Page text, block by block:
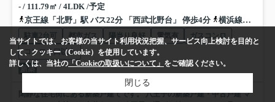
- / 111.79㎡ / 4LDK /予定
京王線「北野」駅 バス22分 「西武北野台」 停歩4分
横浜線「八王子みなみ野」駅 徒歩33分
駐車2台可 都市ガス 陽当り良好 電気有
ガスコンロ
コンロ２口以上
新築
閑静な住宅街にある新築戸建てです。 八王子の新築戸建・中古戸建 マ
当サイトでは、お客様の当サイト利用状況把握、サービス向上検討を目的と
して、クッキー（Cookie）を使用しています。
詳しくは、当社の 「Cookieの取扱いについて」 をご確認ください。
閉じる